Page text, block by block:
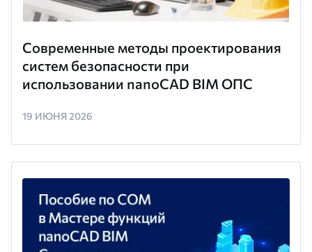
Современные методы проектирования
систем безопасности при
использовании nanoCAD BIM ОПС
19 ИЮНЯ 2026